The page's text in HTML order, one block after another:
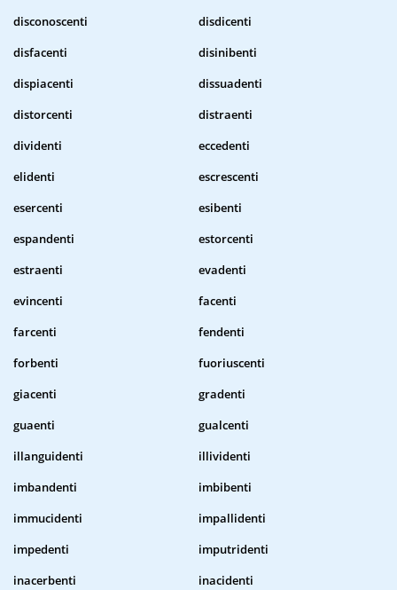
disconoscenti
disdicenti
disfacenti
disinibenti
dispiacenti
dissuadenti
distorcenti
distraenti
dividenti
eccedenti
elidenti
escrescenti
esercenti
esibenti
espandenti
estorcenti
estraenti
evadenti
evincenti
facenti
farcenti
fendenti
forbenti
fuoriuscenti
giacenti
gradenti
guaenti
gualcenti
illanguidenti
illividenti
imbandenti
imbibenti
immucidenti
impallidenti
impedenti
imputridenti
inacerbenti
inacidenti